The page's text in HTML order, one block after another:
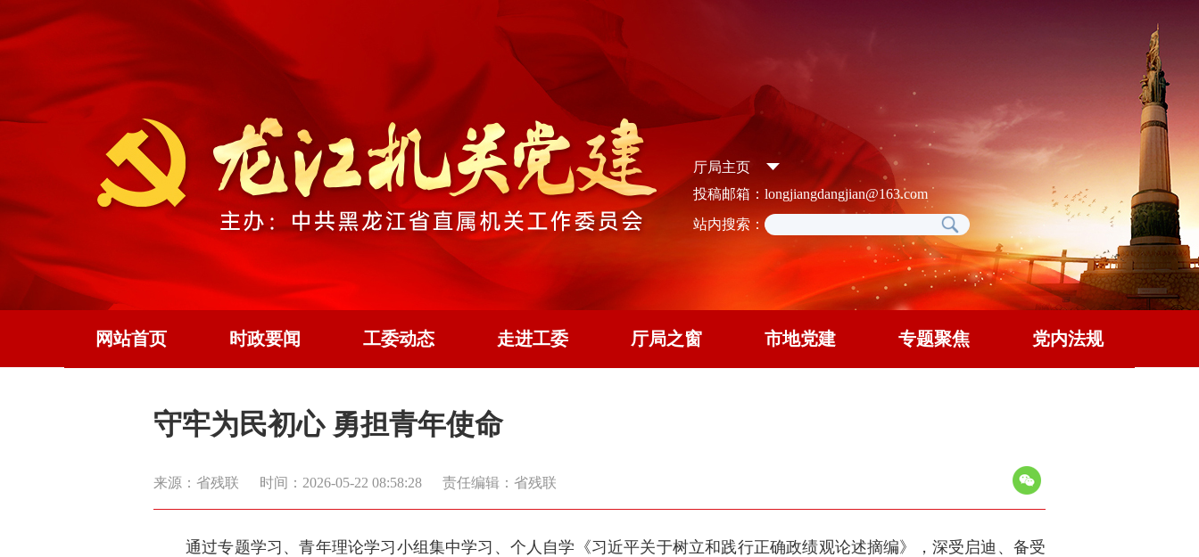
厅局主页
投稿邮箱：longjiangdangjian@163.com
站内搜索：
网站首页 时政要闻 工委动态 走进工委 厅局之窗 市地党建 专题聚焦 党内法规
守牢为民初心 勇担青年使命
来源：省残联 时间：2026-05-22 08:58:28 责任编辑：省残联
通过专题学习、青年理论学习小组集中学习、个人自学《习近平关于树立和践行正确政绩观论述摘编》，深受启迪、备受